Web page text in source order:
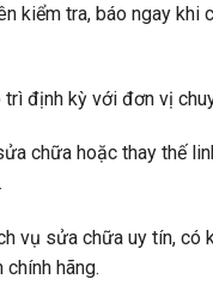
kiểm tra, báo ngay khi
định kỳ với đơn vị
chữa hoặc thay thế
vụ sửa chữa uy tín, có
hãng.